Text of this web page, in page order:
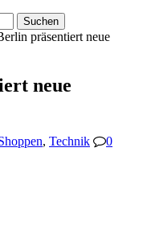
präsentiert neue
neue
, Technik 0